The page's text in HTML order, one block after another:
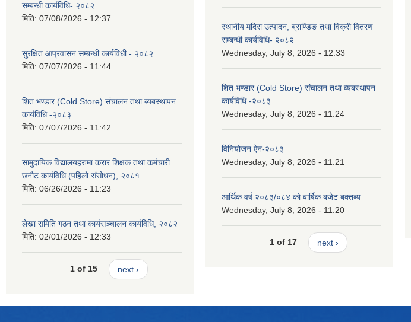
सम्बन्धी कार्यविधि- २०८२
मिति: 07/08/2026 - 12:37
सुरक्षित आप्रवासन सम्बन्धी कार्यविधी - २०८२
मिति: 07/07/2026 - 11:44
शित भण्डार (Cold Store) संचालन तथा ब्यबस्थापन
कार्यविधि -२०८३
मिति: 07/07/2026 - 11:42
सामुदायिक विद्यालयहरुमा करार शिक्षक तथा कर्मचारी
छनौट कार्यविधि (पहिलो संसोधन), २०८१
मिति: 06/26/2026 - 11:23
लेखा समिति गठन तथा कार्यसञ्चालन कार्यविधि, २०८२
मिति: 02/01/2026 - 12:33
1 of 15 next ›
स्थानीय मदिरा उत्पादन, ब्राण्डिङ तथा विक्री वितरण
सम्बन्धी कार्यविधि- २०८२
Wednesday, July 8, 2026 - 12:33
शित भण्डार (Cold Store) संचालन तथा ब्यबस्थापन
कार्यविधि -२०८३
Wednesday, July 8, 2026 - 11:24
विनियोजन ऐन-२०८३
Wednesday, July 8, 2026 - 11:21
आर्थिक वर्ष २०८३/०८४ को बार्षिक बजेट बक्तब्य
Wednesday, July 8, 2026 - 11:20
1 of 17 next ›